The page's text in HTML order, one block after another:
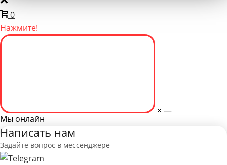
0
Нажмите!
× —
Мы онлайн
Написать нам
Задайте вопрос в мессенджере